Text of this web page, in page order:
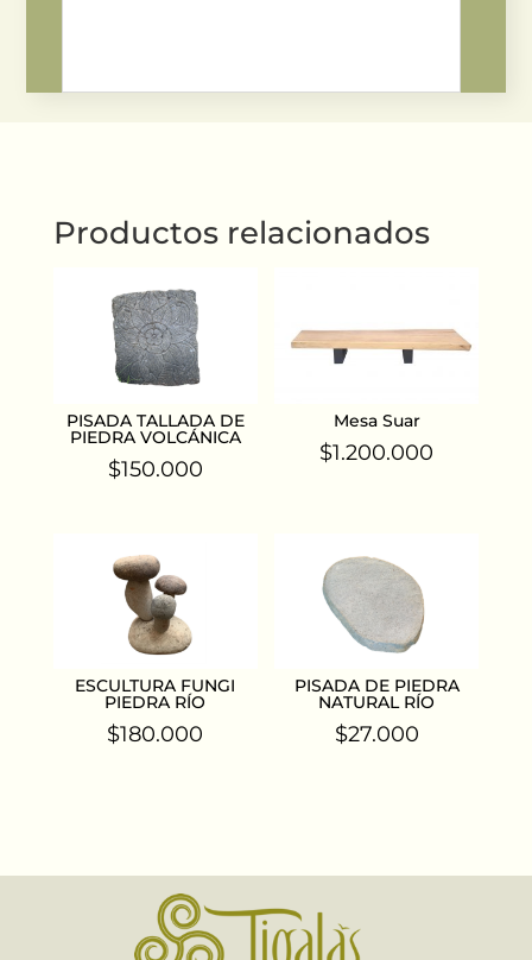
Productos relacionados
PISADA TALLADA DE
PIEDRA VOLCÁNICA
$150.000
Mesa Suar
$1.200.000
ESCULTURA FUNGI
PIEDRA RÍO
$180.000
PISADA DE PIEDRA
NATURAL RÍO
$27.000